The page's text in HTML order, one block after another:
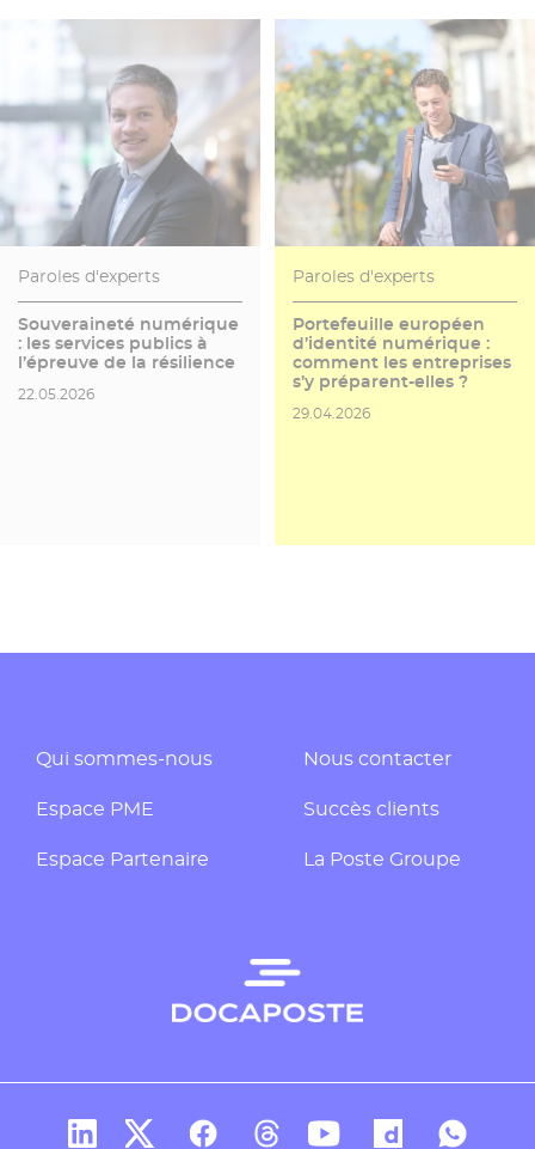
Paroles d'experts
Souveraineté numérique
: les services publics à
l’épreuve de la résilience
Date de publication
22.05.2026
Paroles d'experts
Portefeuille européen
d’identité numérique :
comment les entreprises
s’y préparent-elles ?
Date de publication
29.04.2026
Qui sommes-nous
Espace PME
Espace Partenaire
Nous contacter
Succès clients
La Poste Groupe
Compte Linkedin de Docaposte
Compte X de Docaposte
Compte Facebook de Docaposte
Compte Threads de
Compte Youtube de
CompteCompte